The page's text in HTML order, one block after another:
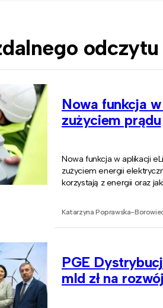
odczytu
Nowa funkcja
zużyciem prądu
Nowa funkcja w aplikacji
zużyciem energii
korzystają z energii oraz
Katarzyna Poprawska-
PGE
mld zł na